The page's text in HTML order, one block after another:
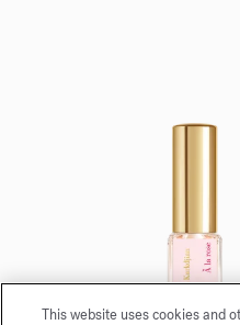
This website uses cookies and